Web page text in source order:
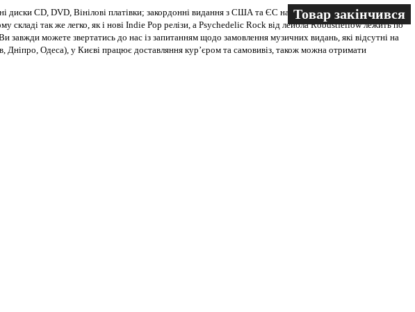
CD, DVD, Вінілові платівки; закордонні видання з США та ЄС на всіх носіях. В магазині
складі так же легко, як і нові Indie Pop релізи, а Psychedelic Rock від лейбла Robustfellow лежить по
можете звертатись до нас із запитанням щодо замовлення музичних видань, які відсутні на
Дніпро, Одеса), у Києві працює доставляння кур’єром та самовивіз, також можна отримати
Товар закінчився
Товар закінчився